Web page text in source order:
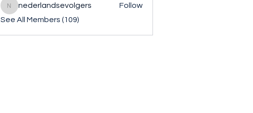
nederlandsevolgers
nederlandsevolgers
Follow
See All Members (109)